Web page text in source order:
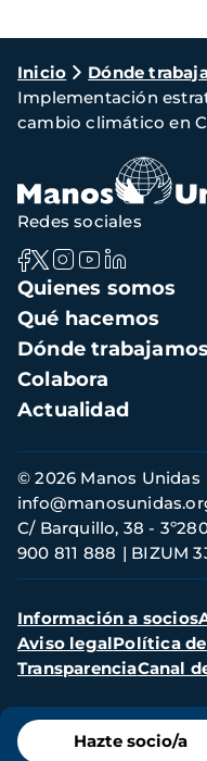
Ruta
de
navegación
Inicio Dónde
Implementación
cambio climático en
Menú
de
Hazte socio/a
Navegación
principal
Quienes somos
Qué hacemos
Dónde trabajamos
Colabora
Actualidad
Redes sociales
Información
de
contacto
© 2026 Manos Unidas
C/ Barquillo, 38 -
900 811 888
BIZUM
Menú
secundario
Información a socios
Aviso legalPolítica
TransparenciaCanal